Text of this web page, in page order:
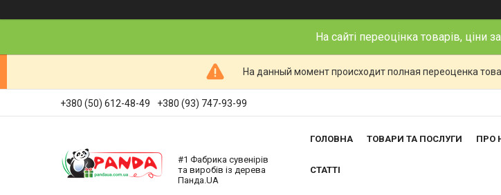
На сайті переоцінка товарів, ціни
На данный момент происходит полная переоценка
+380 (50) 612-48-49 +380 (93) 747-93-99
#1 Фабрика сувенірів
та виробів із дерева
Панда.UA
ГОЛОВНА ТОВАРИ ТА ПОСЛУГИ ПРО
СТАТТІ